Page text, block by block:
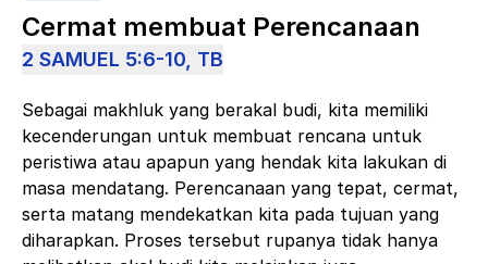
Cermat membuat Perencanaan
2 SAMUEL 5:6-10, TB
Sebagai makhluk yang berakal budi, kita memiliki
kecenderungan untuk membuat rencana untuk
peristiwa atau apapun yang hendak kita lakukan di
masa mendatang. Perencanaan yang tepat, cermat,
serta matang mendekatkan kita pada tujuan yang
diharapkan. Proses tersebut rupanya tidak hanya